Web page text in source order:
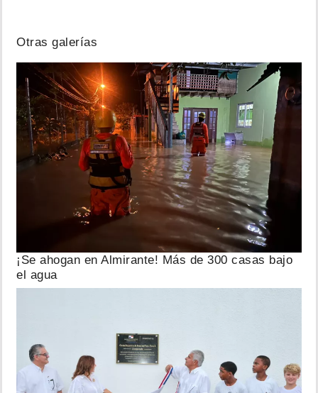
Otras galerías
¡Se ahogan en Almirante! Más de 300 casas bajo
el agua